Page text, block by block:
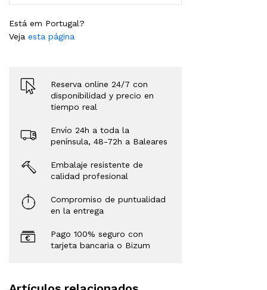
Reserva online 24/7 con
disponibilidad y precio en
tiempo real
Envío 24h a toda la
península, 48-72h a Baleares
Embalaje resistente de
calidad profesional
Compromiso de puntualidad
en la entrega
Pago 100% seguro con
tarjeta bancaria o Bizum
Está em Portugal?
Veja esta página